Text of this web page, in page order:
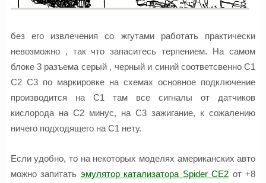
без его извлечения со жгутами работать практически
невозможно , так что запаситесь терпением. На самом
блоке 3 разъема серый , черный и синий соответсвенно C1
C2 C3 по маркировке на схемах основное подключение
производится на С1 там все сигналы от датчиков
кислорода на С2 минус, на С3 зажигание, к сожалению
ничего подходящего на С1 нету.
Если удобно, то на некоторых моделях американских авто
можно запитать эмулятор катализатора Spider CE2 от +8